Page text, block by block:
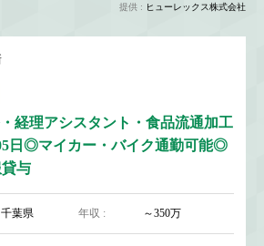
提供 : ヒューレックス株式会社
経理アシスタント・食品流通加工
日◎マイカー・バイク通勤可能◎
与
千葉県 年収 : ～350万